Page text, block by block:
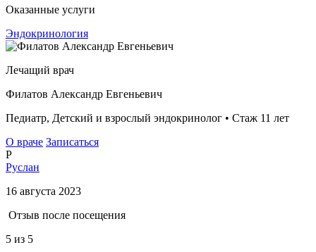
Оказанные услуги
Эндокринология
Лечащий врач
Филатов Александр Евгеньевич
Педиатр, Детский и взрослый эндокринолог • Стаж 11 лет
О враче Записаться
Р
Руслан
16 августа 2023
Отзыв после посещения
5 из 5